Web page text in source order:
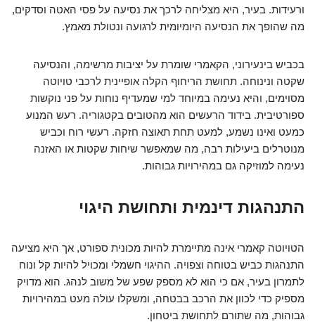
ורעידות. בעיר, היא מצליחה לרכך את נסיעה על פסי האטה וסדקים,
מה שהופך את הנסיעה היומיומית לרגועה ונטולת מאמץ.
בכביש בינעירוני, הקאמרי שומרת על יציבות מרשימה, והנסיעה
שקטה ונינוחה. תחושת הריחוף הקלה אופיינית לרכבי טויוטה
מסוימים, והיא נעימה במיוחד למי שמעדיף נוחות על פני נוקשות
ספורטיבית. בידוד הרעשים הוא מהטובים בקטגוריה. רעש המנוע
כמעט ואינו נשמע, למעט תחת תאוצה חזקה. רעשי רוח וכביש
מנוטרלים ביעילות רבה, מה שמאפשר שיחות שקטות או האזנה
נעימה למוזיקה גם במהירויות גבוהות.
התנהגות דינמית ותחושת היגוי
הטויוטה קאמרי אינה מתיימרת להיות מכונית ספורט, אך היא מציעה
התנהגות כביש בטוחה וצפויה. ההיגוי חשמלי ומכויל להיות קל ונוח
לתמרון בעיר, אם כי הוא לא מספק שפע של משוב לנהג. הוא מדויק
מספיק כדי לכוון את הרכב בבטחה, ומשקלו עולה מעט במהירויות
גבוהות, מה שתורם לתחושת ביטחון.